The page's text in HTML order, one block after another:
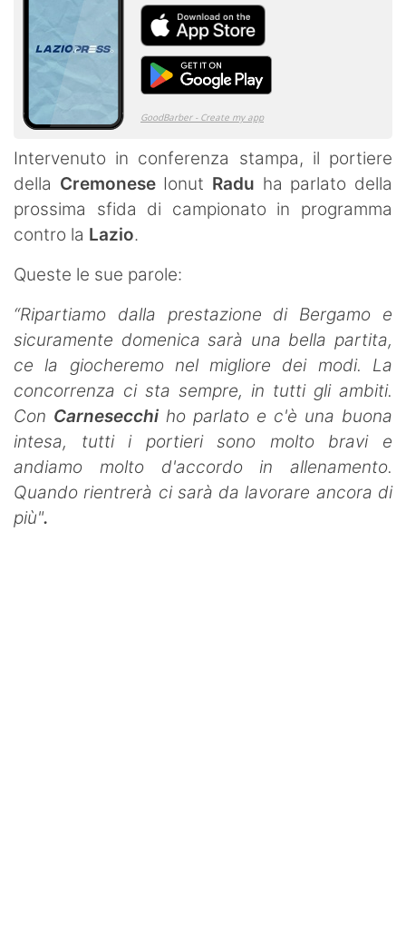
Intervenuto in conferenza stampa, il portiere
della CremoneseIonut Radu ha parlato della
prossima sfida di campionato in programma
contro la Lazio.
Queste le sue parole:
“Ripartiamo dalla prestazione di Bergamo e
sicuramente domenica sarà una bella partita,
ce la giocheremo nel migliore dei modi. La
concorrenza ci sta sempre, in tutti gli ambiti.
Con Carnesecchi ho parlato e c'è una buona
intesa, tutti i portieri sono molto bravi e
andiamo molto d'accordo in allenamento.
Quando rientrerà ci sarà da lavorare ancora di
più".